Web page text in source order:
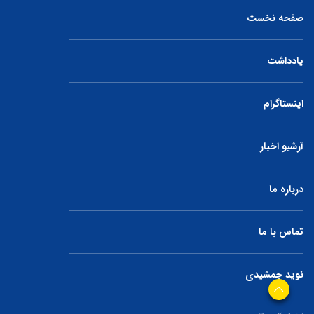
صفحه نخست
یادداشت
اینستاگرام
آرشیو اخبار
درباره ما
تماس با ما
نوید جمشیدی